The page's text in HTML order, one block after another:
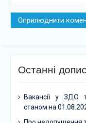
Останні
Вакансії у ЗДО
станом на